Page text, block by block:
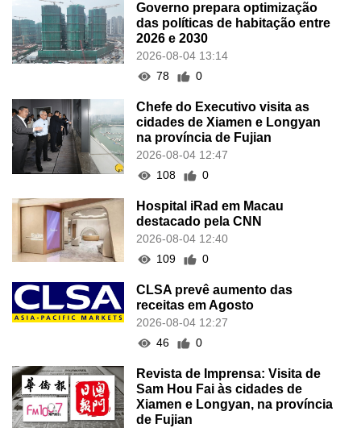
Governo prepara optimização
das políticas de habitação entre
2026 e 2030
2026-08-04 13:14
78
0
Chefe do Executivo visita as
cidades de Xiamen e Longyan
na província de Fujian
2026-08-04 12:47
108
0
Hospital iRad em Macau
destacado pela CNN
2026-08-04 12:40
109
0
CLSA prevê aumento das
receitas em Agosto
2026-08-04 12:27
46
0
Revista de Imprensa: Visita de
Sam Hou Fai às cidades de
Xiamen e Longyan, na província
de Fujian